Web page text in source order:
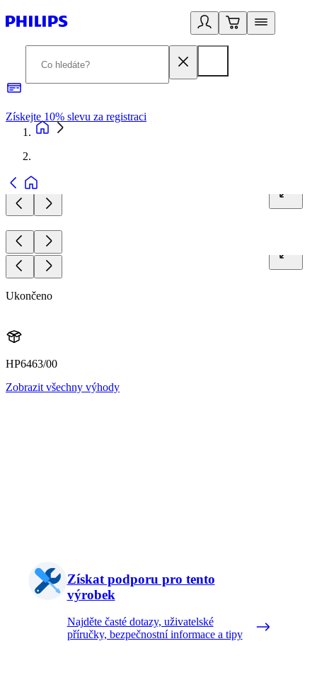
Získejte 10% slevu za registraci
Ukončeno
HP6463/00
Zobrazit všechny výhody
Získat podporu pro tento
výrobek
Najděte časté dotazy, uživatelské
příručky, bezpečnostní informace a tipy